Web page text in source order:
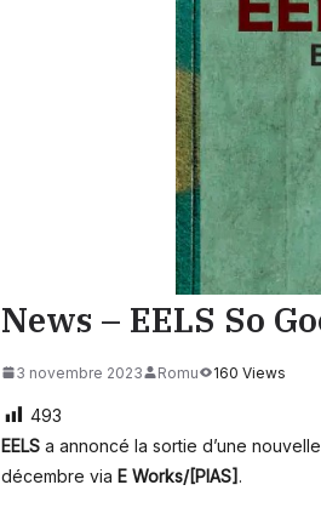
News – EELS So
3 novembre 2023 Romu 160 Views
493
EELS a annoncé la sortie d’une
décembre via E Works/[PIAS] .